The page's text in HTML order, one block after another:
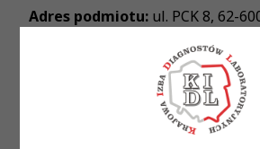
Adres podmiotu: ul. PCK 8, 62-
LABORATORIUM
DIAGNOSTY LABORATORYJNEGO,
PRACA NA PEŁEN ETAT Z
POBIERANIA KRWI ORAZ PRACĄ